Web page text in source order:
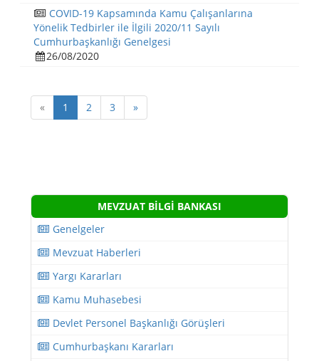
COVID-19 Kapsamında Kamu Çalışanlarına
Yönelik Tedbirler ile İlgili 2020/11 Sayılı
Cumhurbaşkanlığı Genelgesi
26/08/2020
« 1 2 3 »
MEVZUAT BİLGİ BANKASI
Genelgeler
Mevzuat Haberleri
Yargı Kararları
Kamu Muhasebesi
Devlet Personel Başkanlığı Görüşleri
Cumhurbaşkanı Kararları